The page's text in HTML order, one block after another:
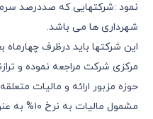
نمود :شرکتهایی که صددرصد
شهرداری ها می باشد.
این شرکتها باید درظرف چهارماه
مرکزی شرکت مراجعه نموده و
حوزه مزبور ارائه و مالیات
مشمول